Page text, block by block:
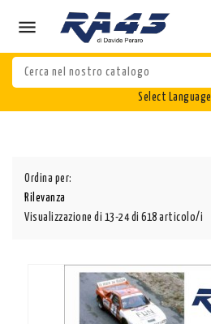

Select Language
Ordina per:
Rilevanza
Visualizzazione di 13-24 di 618 articolo/i